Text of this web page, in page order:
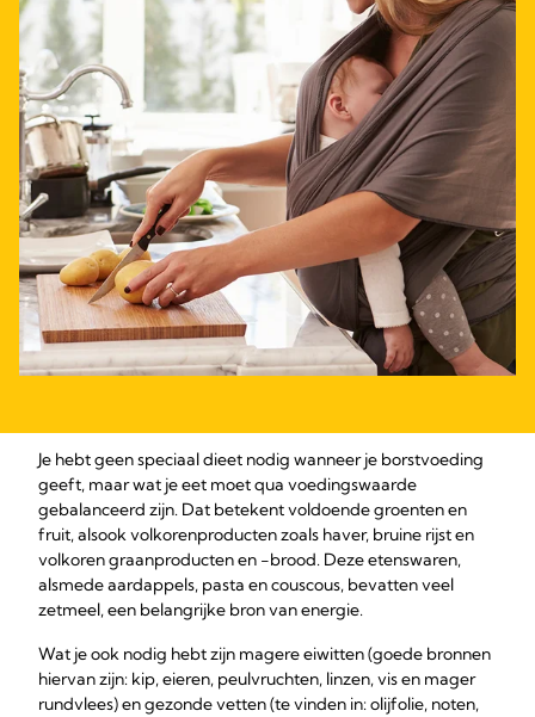
Je hebt geen speciaal dieet nodig wanneer je borstvoeding
geeft, maar wat je eet moet qua voedingswaarde
gebalanceerd zijn. Dat betekent voldoende groenten en
fruit, alsook volkorenproducten zoals haver, bruine rijst en
volkoren graanproducten en -brood. Deze etenswaren,
alsmede aardappels, pasta en couscous, bevatten veel
zetmeel, een belangrijke bron van energie.
Wat je ook nodig hebt zijn magere eiwitten (goede bronnen
hiervan zijn: kip, eieren, peulvruchten, linzen, vis en mager
rundvlees) en gezonde vetten (te vinden in: olijfolie, noten,